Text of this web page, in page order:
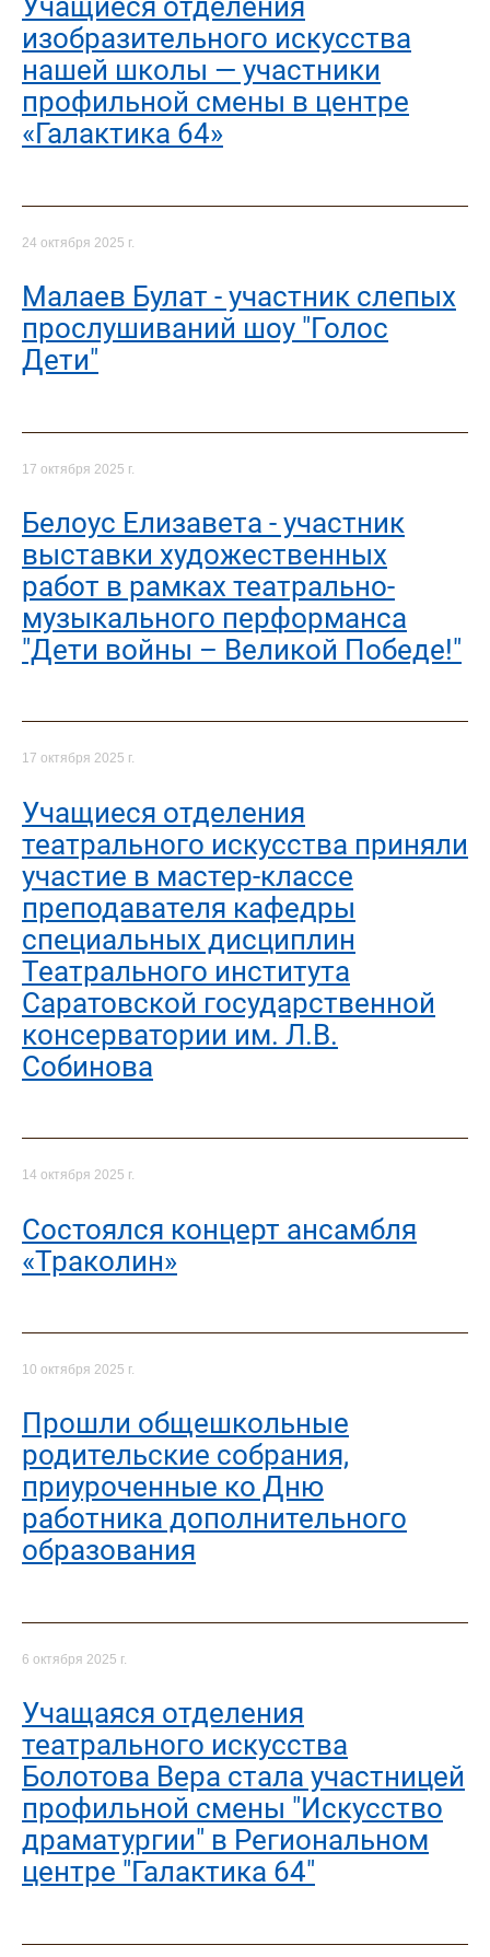
Учащиеся отделения
изобразительного искусства
нашей школы — участники
профильной смены в центре
«Галактика 64»
24 октября 2025 г.
Малаев Булат - участник слепых
прослушиваний шоу "Голос
Дети"
17 октября 2025 г.
Белоус Елизавета - участник
выставки художественных
работ в рамках театрально-
музыкального перформанса
"Дети войны – Великой Победе!"
17 октября 2025 г.
Учащиеся отделения
театрального искусства приняли
участие в мастер-классе
преподавателя кафедры
специальных дисциплин
Театрального института
Саратовской государственной
консерватории им. Л.В.
Собинова
14 октября 2025 г.
Cостоялся концерт ансамбля
«Траколин»
10 октября 2025 г.
Прошли общешкольные
родительские собрания,
приуроченные ко Дню
работника дополнительного
образования
6 октября 2025 г.
Учащаяся отделения
театрального искусства
Болотова Вера стала участницей
профильной смены "Искусство
драматургии" в Региональном
центре "Галактика 64"